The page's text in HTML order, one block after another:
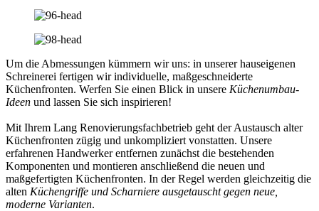
Um die Abmessungen kümmern wir uns: in unserer hauseigenen
Schreinerei fertigen wir individuelle, maßgeschneiderte
Küchenfronten. Werfen Sie einen Blick in unsere Küchenumbau-
Ideen und lassen Sie sich inspirieren!
Mit Ihrem Lang Renovierungsfachbetrieb geht der Austausch alter
Küchenfronten zügig und unkompliziert vonstatten. Unsere
erfahrenen Handwerker entfernen zunächst die bestehenden
Komponenten und montieren anschließend die neuen und
maßgefertigten Küchenfronten. In der Regel werden gleichzeitig die
alten Küchengriffe und Scharniere ausgetauscht gegen neue,
moderne Varianten.